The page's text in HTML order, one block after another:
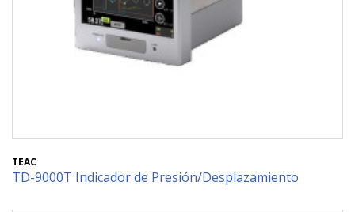
TEAC
TD-9000T Indicador de Presión/Desplazamiento